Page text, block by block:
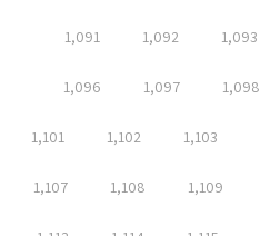
1,091 1,092 1,093
1,096 1,097 1,098
1,101 1,102 1,103
1,107 1,108 1,109